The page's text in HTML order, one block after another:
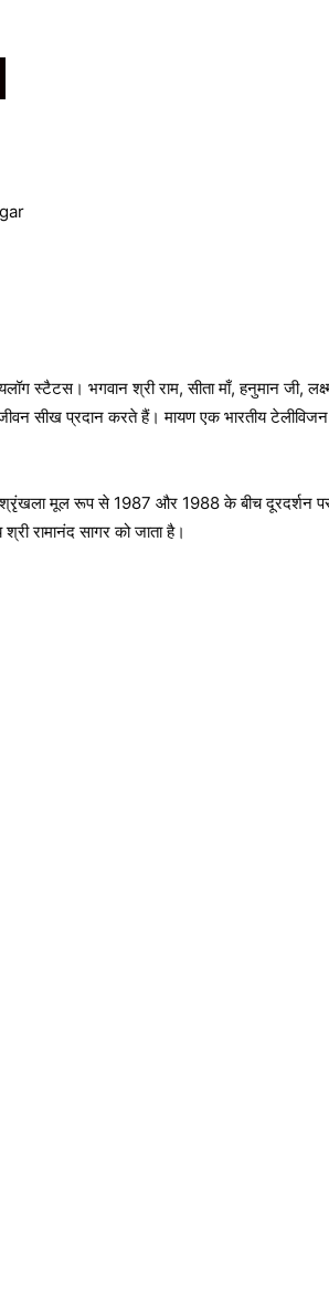
स्टैटस। भगवान श्री राम, सीता माँ, हनुमान जी,
जीवन सीख प्रदान करते हैं। मायण एक भारतीय टेलीविजन
श्रृंखला मूल रूप से 1987 और 1988 के बीच दूरदर्शन
रामानंद सागर को जाता है।